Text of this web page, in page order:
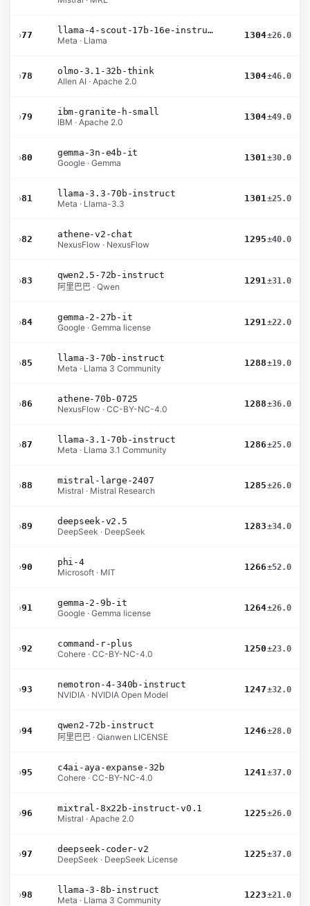
›77
llama-4-scout-17b-16e-instruct
Meta · Llama
1304±26.0
›78
olmo-3.1-32b-think
Allen AI · Apache 2.0
1304±46.0
›79
ibm-granite-h-small
IBM · Apache 2.0
1304±49.0
›80
gemma-3n-e4b-it
Google · Gemma
1301±30.0
›81
llama-3.3-70b-instruct
Meta · Llama-3.3
1301±25.0
›82
athene-v2-chat
NexusFlow · NexusFlow
1295±40.0
›83
qwen2.5-72b-instruct
阿里巴巴 · Qwen
1291±31.0
›84
gemma-2-27b-it
Google · Gemma license
1291±22.0
›85
llama-3-70b-instruct
Meta · Llama 3 Community
1288±19.0
›86
athene-70b-0725
NexusFlow · CC-BY-NC-4.0
1288±36.0
›87
llama-3.1-70b-instruct
Meta · Llama 3.1 Community
1286±25.0
›88
mistral-large-2407
Mistral · Mistral Research
1285±26.0
›89
deepseek-v2.5
DeepSeek · DeepSeek
1283±34.0
›90
phi-4
Microsoft · MIT
1266±52.0
›91
gemma-2-9b-it
Google · Gemma license
1264±26.0
›92
command-r-plus
Cohere · CC-BY-NC-4.0
1250±23.0
›93
nemotron-4-340b-instruct
NVIDIA · NVIDIA Open Model
1247±32.0
›94
qwen2-72b-instruct
阿里巴巴 · Qianwen LICENSE
1246±28.0
›95
c4ai-aya-expanse-32b
Cohere · CC-BY-NC-4.0
1241±37.0
›96
mixtral-8x22b-instruct-v0.1
Mistral · Apache 2.0
1225±26.0
›97
deepseek-coder-v2
DeepSeek · DeepSeek License
1225±37.0
›98
llama-3-8b-instruct
Meta · Llama 3 Community
1223±21.0